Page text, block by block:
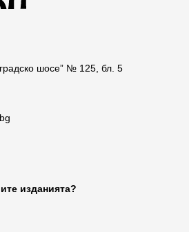
шосе” № 125, бл. 5
изданията?